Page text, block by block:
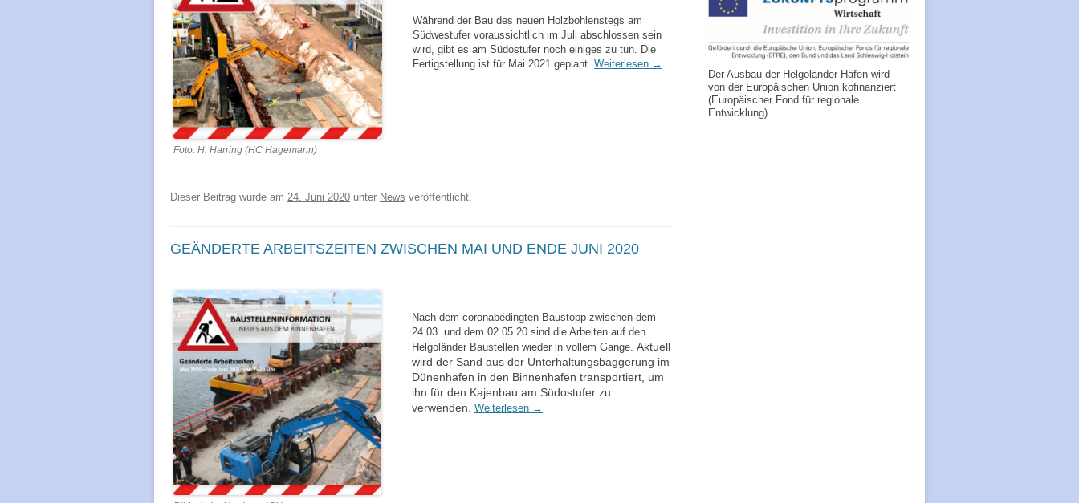
Foto: H. Harring (HC Hagemann)
Während der Bau des neuen Holzbohlenstegs am
Südwestufer voraussichtlich im Juli abschlossen sein
wird, gibt es am Südostufer noch einiges zu tun. Die
Fertigstellung ist für Mai 2021 geplant. Weiterlesen →
Dieser Beitrag wurde am 24. Juni 2020 unter News veröffentlicht.
GEÄNDERTE ARBEITSZEITEN ZWISCHEN MAI UND ENDE JUNI 2020
Nach dem coronabedingten Baustopp zwischen dem
24.03. und dem 02.05.20 sind die Arbeiten auf den
Helgoländer Baustellen wieder in vollem Gange. Aktuell
wird der Sand aus der Unterhaltungsbaggerung im
Dünenhafen in den Binnenhafen transportiert, um
ihn für den Kajenbau am Südostufer zu
verwenden. Weiterlesen →
Der Ausbau der Helgoländer Häfen wird
von der Europäischen Union kofinanziert
(Europäischer Fond für regionale
Entwicklung)